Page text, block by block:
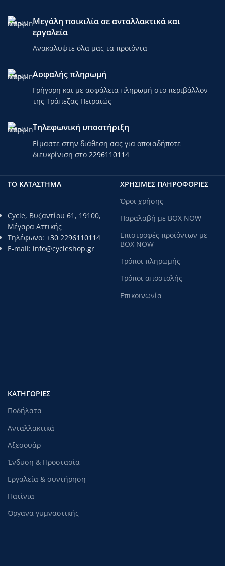
Μεγάλη ποικιλία σε ανταλλακτικά και
εργαλεία
Ανακαλυψτε όλα μας τα προιόντα
Ασφαλής πληρωμή
Γρήγορη και με ασφάλεια πληρωμή στο περιβάλλον
της Τράπεζας Πειραιώς
Τηλεφωνική υποστήριξη
Είμαστε στην διάθεση σας για οποιαδήποτε
διευκρίνιση στο 2296110114
ΤΟ ΚΑΤΑΣΤΗΜΑ
Cycle, Βυζαντίου 61, 19100,
Μέγαρα Αττικής
Τηλέφωνο: +30 2296110114
E-mail: info@cycleshop.gr
ΧΡΗΣΙΜΕΣ ΠΛΗΡΟΦΟΡΙΕΣ
Όροι χρήσης
Παραλαβή με BOX NOW
Επιστροφές προϊόντων με
BOX NOW
Τρόποι πληρωμής
Τρόποι αποστολής
Επικοινωνία
ΚΑΤΗΓΟΡΊΕΣ
Ποδήλατα
Ανταλλακτικά
Αξεσουάρ
Ένδυση & Προστασία
Εργαλεία & συντήρηση
Πατίνια
Όργανα γυμναστικής